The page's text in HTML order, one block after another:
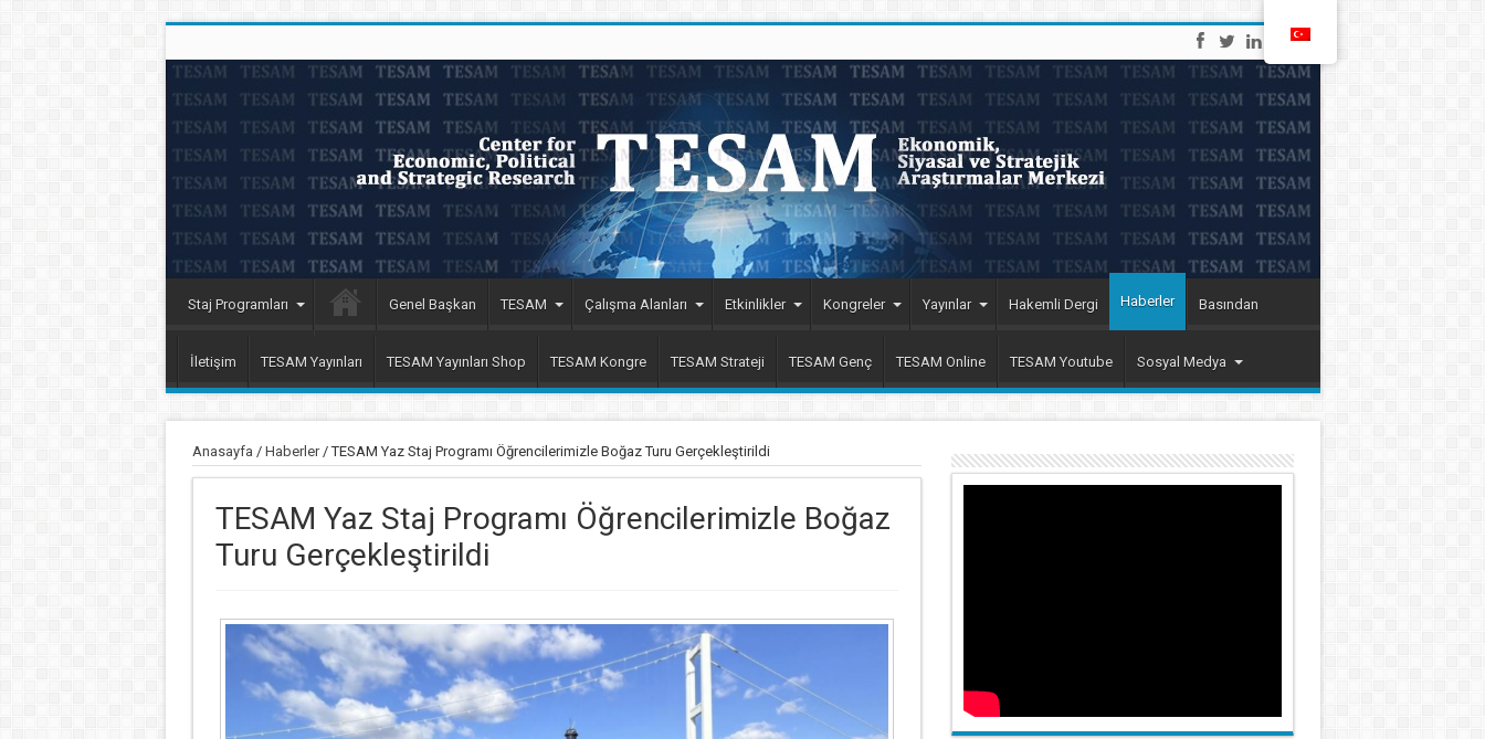
Staj Programları Genel Başkan TESAM Çalışma Alanları Etkinlikler Kongreler Yayınlar Hakemli Dergi Haberler Basından
İletişim TESAM Yayınları TESAM Yayınları Shop TESAM Kongre TESAM Strateji TESAM Genç TESAM Online TESAM Youtube Sosyal Medya
Anasayfa / Haberler/TESAM Yaz Staj Programı Öğrencilerimizle Boğaz Turu Gerçekleştirildi
TESAM Yaz Staj Programı Öğrencilerimizle Boğaz
Turu Gerçekleştirildi